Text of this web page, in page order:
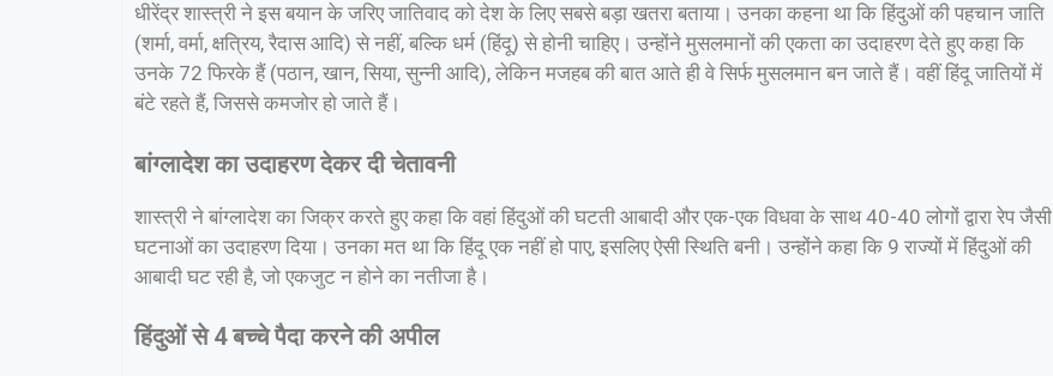
धीरेंद्र शास्त्री ने इस बयान के जरिए जातिवाद को देश के लिए सबसे बड़ा खतरा बताया। उनका कहना था कि हिंदुओं की पहचान जाति
(शर्मा, वर्मा, क्षत्रिय, रैदास आदि) से नहीं, बल्कि धर्म (हिंदू) से होनी चाहिए। उन्होंने मुसलमानों की एकता का उदाहरण देते हुए कहा कि
उनके 72 फिरके हैं (पठान, खान, सिया, सुन्नी आदि), लेकिन मजहब की बात आते ही वे सिर्फ मुसलमान बन जाते हैं। वहीं हिंदू जातियों में
बंटे रहते हैं, जिससे कमजोर हो जाते हैं।
बांग्लादेश का उदाहरण देकर दी चेतावनी
शास्त्री ने बांग्लादेश का जिक्र करते हुए कहा कि वहां हिंदुओं की घटती आबादी और एक-एक विधवा के साथ 40-40 लोगों द्वारा रेप जैसी
घटनाओं का उदाहरण दिया। उनका मत था कि हिंदू एक नहीं हो पाए, इसलिए ऐसी स्थिति बनी। उन्होंने कहा कि 9 राज्यों में हिंदुओं की
आबादी घट रही है, जो एकजुट न होने का नतीजा है।
हिंदुओं से 4 बच्चे पैदा करने की अपील